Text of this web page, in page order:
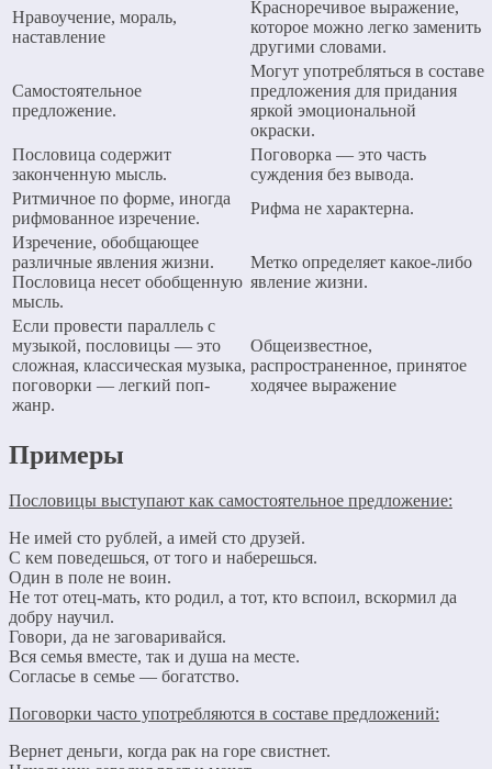
Нравоучение, мораль,
наставление
Красноречивое выражение,
которое можно легко заменить
другими словами.
Самостоятельное
предложение.
Могут употребляться в составе
предложения для придания
яркой эмоциональной
окраски.
Пословица содержит
законченную мысль.
Поговорка — это часть
суждения без вывода.
Ритмичное по форме, иногда
рифмованное изречение.
Рифма не характерна.
Изречение, обобщающее
различные явления жизни.
Пословица несет обобщенную
мысль.
Метко определяет какое-либо
явление жизни.
Если провести параллель с
музыкой, пословицы — это
сложная, классическая музыка,
поговорки — легкий поп-
жанр.
Общеизвестное,
распространенное, принятое
ходячее выражение
Примеры
Пословицы выступают как самостоятельное предложение:
Не имей сто рублей, а имей сто друзей.
С кем поведешься, от того и наберешься.
Один в поле не воин.
Не тот отец-мать, кто родил, а тот, кто вспоил, вскормил да
добру научил.
Говори, да не заговаривайся.
Вся семья вместе, так и душа на месте.
Согласье в семье — богатство.
Поговорки часто употребляются в составе предложений:
Вернет деньги, когда рак на горе свистнет.